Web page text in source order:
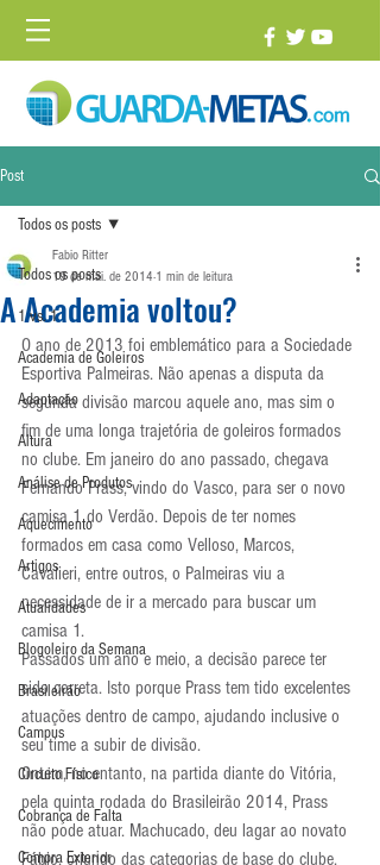
Post
Todos os posts
1 vs. 1
Academia de Goleiros
Adaptação
Altura
Análise de Produtos
Aquecimento
Artigos
Atualidades
Blogoleiro da Semana
Brasileirão
Campus
Circuito Físico
Cobrança de Falta
Compra Exterior
Todos os posts
A Academia voltou?
Fabio Ritter
19 de mai. de 2014 1 min de leitura
O ano de 2013 foi emblemático para a Sociedade
Esportiva Palmeiras. Não apenas a disputa da
segunda divisão marcou aquele ano, mas sim o
fim de uma longa trajetória de goleiros formados
no clube. Em janeiro do ano passado, chegava
Fernando Prass, vindo do Vasco, para ser o novo
camisa 1 do Verdão. Depois de ter nomes
formados em casa como Velloso, Marcos,
Cavalieri, entre outros, o Palmeiras viu a
necessidade de ir a mercado para buscar um
camisa 1.
Passados um ano e meio, a decisão parece ter
sido correta. Isto porque Prass tem tido excelentes
atuações dentro de campo, ajudando inclusive o
seu time a subir de divisão.
Ontem, no entanto, na partida diante do Vitória,
pela quinta rodada do Brasileirão 2014, Prass
não pode atuar. Machucado, deu lagar ao novato
Fábio, oriundo das categorias de base do clube.